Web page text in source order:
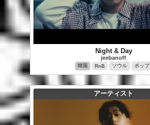
Night & Day
jeebanoff
韓国 RnB ソウル ポップ
アーティスト